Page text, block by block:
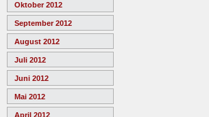
Oktober 2012
September 2012
August 2012
Juli 2012
Juni 2012
Mai 2012
April 2012